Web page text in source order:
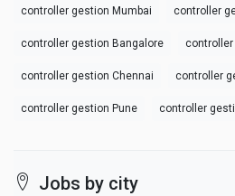
controller gestion Mumbai controller
controller gestion Bangalore controller
controller gestion Chennai controller
controller gestion Pune controller
Jobs by city